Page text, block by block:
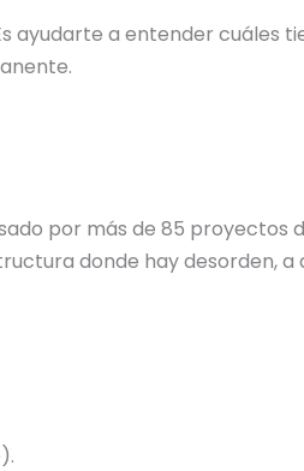
ayudarte a entender cuáles
por más de 85 proyectos
donde hay desorden,